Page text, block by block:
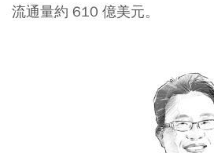
流通量約 610 億美元。